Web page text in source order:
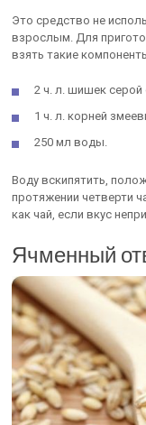
Это средство не
взрослым. Для
взять такие
2 ч. л. шишек серой
1 ч. л. корней
250 мл воды.
Воду вскипятить,
протяжении четверти
как чай, если вкус
Ячменный